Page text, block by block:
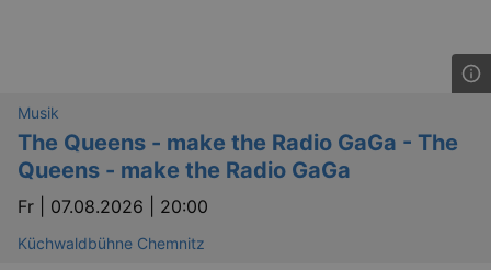
Musik
The Queens - make the Radio GaGa - The
Queens - make the Radio GaGa
Fr | 07.08.2026 | 20:00
Küchwaldbühne Chemnitz